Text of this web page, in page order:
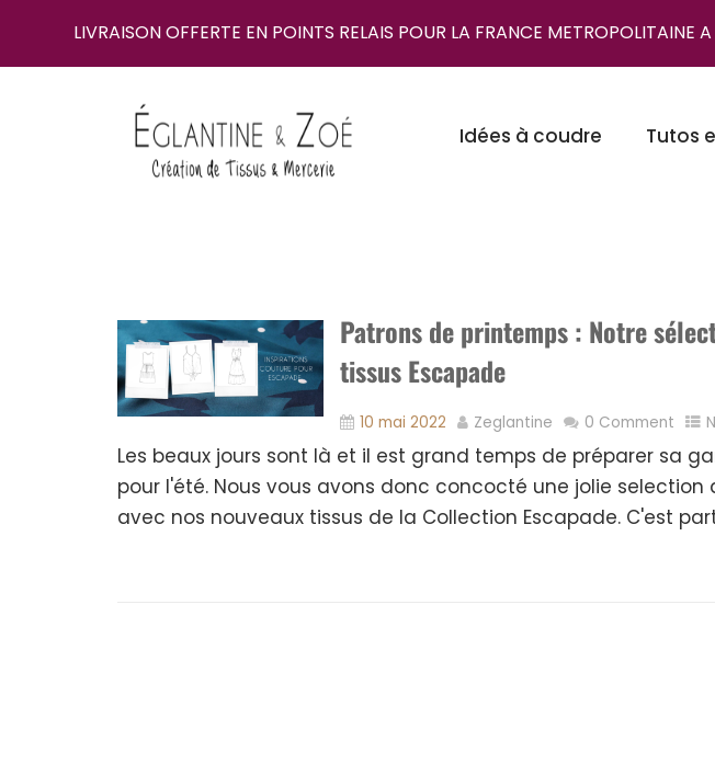
LIVRAISON OFFERTE EN POINTS RELAIS POUR LA FRANCE METROPOLITAINE
Idées à coudre Tutos
Patrons de printemps : Notre
tissus Escapade
10 mai 2022 Zeglantine 0 Comment
Les beaux jours sont là et il est grand temps de préparer sa
pour l'été. Nous vous avons donc concocté une jolie
avec nos nouveaux tissus de la Collection Escapade. C'est